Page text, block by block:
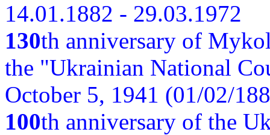
14.01.1882 - 29.03.1972
130th anniversary of
the "Ukrainian National
October 5, 1941 (01/02/
100th anniversary of the